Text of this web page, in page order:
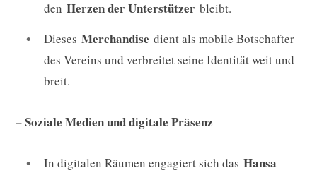
den Herzen der Unterstützer bleibt.
Dieses Merchandise dient als mobile Botschafter
des Vereins und verbreitet seine Identität weit und
breit.
– Soziale Medien und digitale Präsenz
In digitalen Räumen engagiert sich das Hansa